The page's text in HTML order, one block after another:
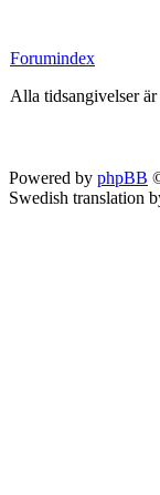
Forumindex
Alla tidsangivelser
Powered by phpBB
Swedish translation